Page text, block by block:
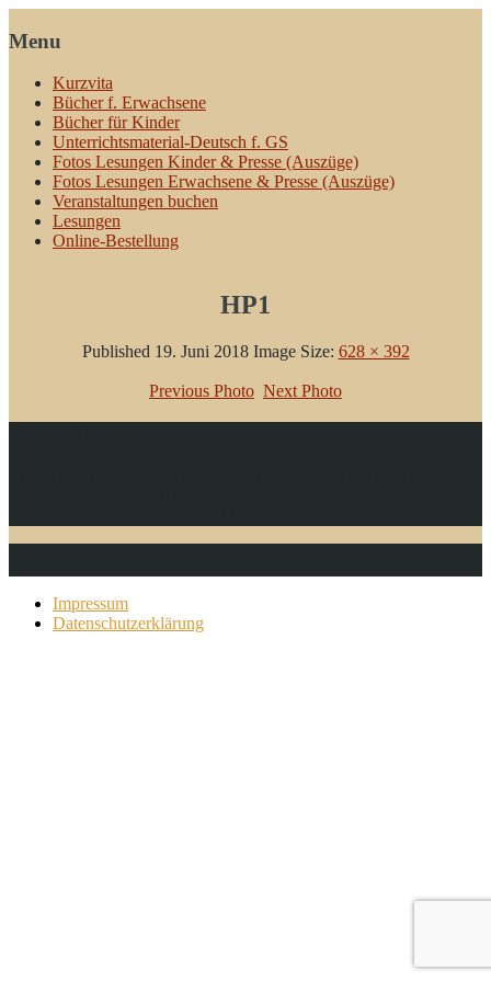
Menu
Kurzvita
Bücher f. Erwachsene
Bücher für Kinder
Unterrichtsmaterial-Deutsch f. GS
Fotos Lesungen Kinder & Presse (Auszüge)
Fotos Lesungen Erwachsene & Presse (Auszüge)
Veranstaltungen buchen
Lesungen
Online-Bestellung
HP1
Published 19. Juni 2018 Image Size: 628 × 392
Previous Photo Next Photo
Impressum
Datenschutzerklärung